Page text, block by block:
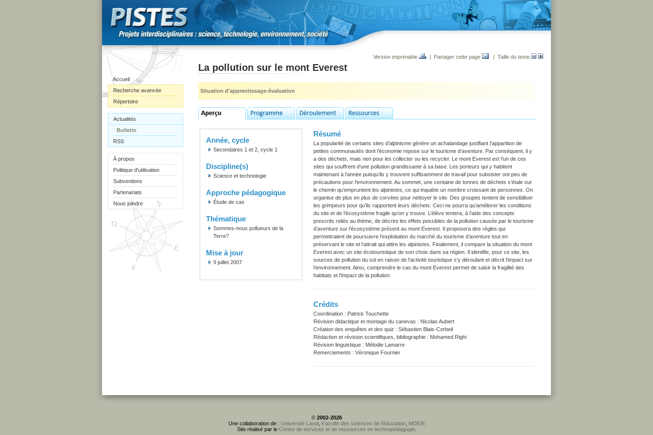
Accueil
Recherche avancée
Répertoire
Actualités
Bulletin
RSS
À propos
Politique d'utilisation
Subventions
Partenariats
Nous joindre
Version imprimable | Partager cette page | Taille du texte
La pollution sur le mont Everest
Situation d'apprentissage-évaluation
Année, cycle
Secondaires 1 et 2, cycle 1
Discipline(s)
Science et technologie
Approche pédagogique
Étude de cas
Thématique
Sommes-nous pollueurs de la
Terre?
Mise à jour
9 juillet 2007
Résumé
La popularité de certains sites d’alpinisme génère un achalandage justifiant l’apparition de
petites communautés dont l’économie repose sur le tourisme d’aventure. Par conséquent, il y
a des déchets, mais rien pour les collecter ou les recycler. Le mont Everest est l’un de ces
sites qui souffrent d’une pollution grandissante à sa base. Les porteurs qui y habitent
maintenant à l’année puisqu’ils y trouvent suffisamment de travail pour subsister ont peu de
précautions pour l’environnement. Au sommet, une centaine de tonnes de déchets s’étale sur
le chemin qu’empruntent les alpinistes, ce qui inquiète un nombre croissant de personnes. On
organise de plus en plus de corvées pour nettoyer le site. Des groupes tentent de sensibiliser
les grimpeurs pour qu’ils rapportent leurs déchets. Ceci ne pourra qu’améliorer les conditions
du site et de l’écosystème fragile qu’on y trouve. L’élève tentera, à l’aide des concepts
prescrits reliés au thème, de décrire les effets possibles de la pollution causée par le tourisme
d’aventure sur l’écosystème présent au mont Everest. Il proposera des règles qui
permettraient de poursuivre l’exploitation du marché du tourisme d’aventure tout en
préservant le site et l’attrait qui attire les alpinistes. Finalement, il compare la situation du mont
Everest avec un site écotouristique de son choix dans sa région. Il identifie, pour ce site, les
sources de pollution du sol en raison de l’activité touristique s’y déroulant et décrit l’impact sur
l’environnement. Ainsi, comprendre le cas du mont Everest permet de saisir la fragilité des
habitats et l’impact de la pollution.
Crédits
Coordination : Patrick Touchette
Révision didactique et montage du canevas : Nicolas Aubert
Création des enquêtes et des quiz : Sébastien Blais-Corbeil
Rédaction et révision scientifiques, bibliographie : Mohamed Righi
Révision linguistique : Mélodie Lamarre
Remerciements : Véronique Fournier
© 2002-2026
Une collaboration de : Université Laval, Faculté des sciences de l'éducation, MDEIE
Site réalisé par le Centre de services et de ressources en technopédagogie.